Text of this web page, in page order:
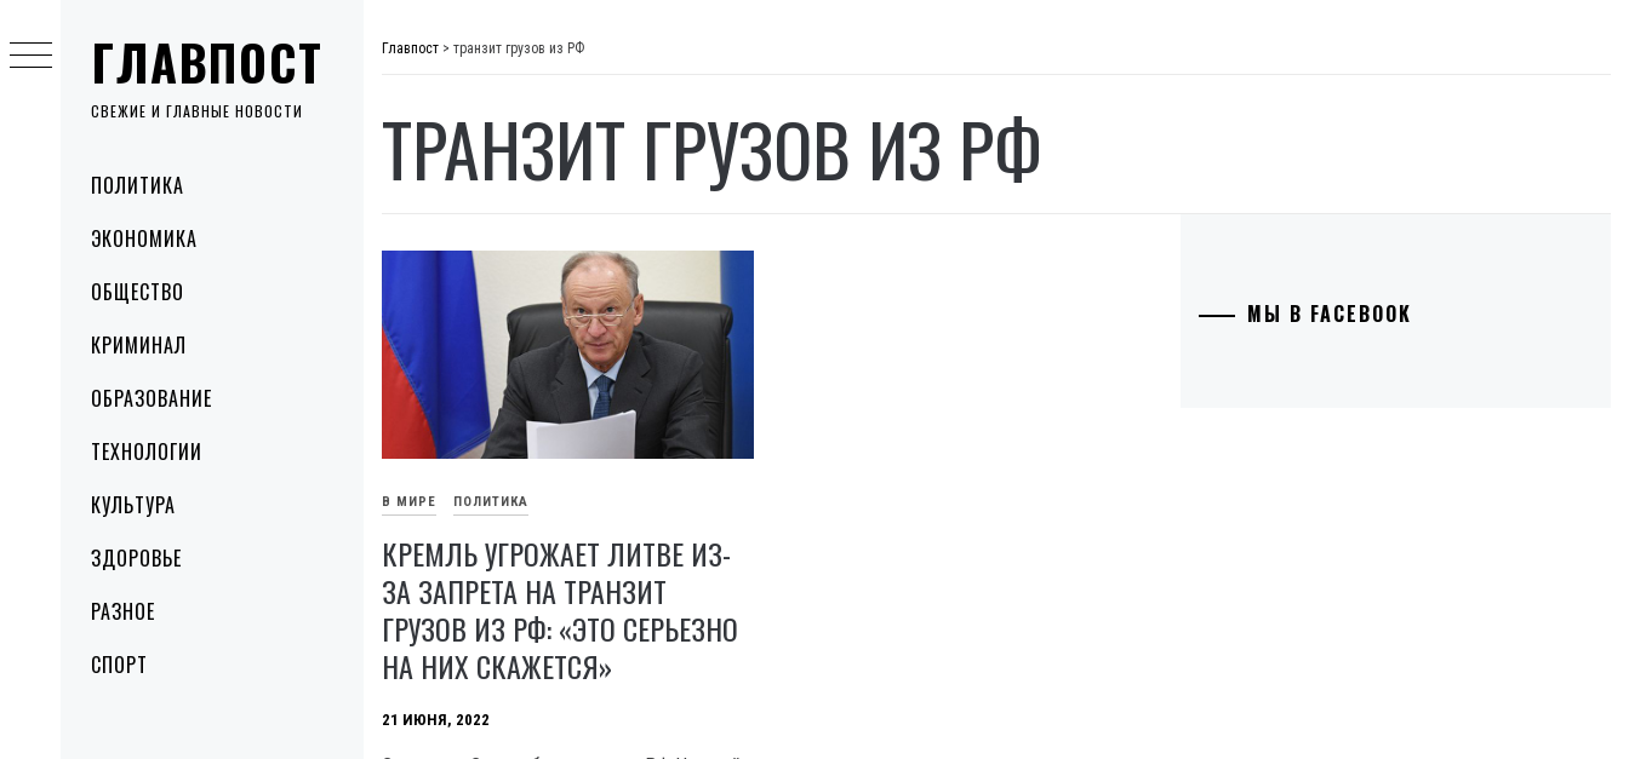
ГЛАВПОСТ
СВЕЖИЕ И ГЛАВНЫЕ НОВОСТИ
MenuПОЛИТИКА
ЭКОНОМИКА
ОБЩЕСТВО
КРИМИНАЛ
ОБРАЗОВАНИЕ
ТЕХНОЛОГИИ
КУЛЬТУРА
ЗДОРОВЬЕ
РАЗНОЕ
СПОРТ
to
content
Главпост > транзит грузов из РФ
ТРАНЗИТ ГРУЗОВ ИЗ РФ
В МИРЕ ПОЛИТИКА
КРЕМЛЬ УГРОЖАЕТ ЛИТВЕ ИЗ-
ЗА ЗАПРЕТА НА ТРАНЗИТ
ГРУЗОВ ИЗ РФ: «ЭТО СЕРЬЕЗНО
НА НИХ СКАЖЕТСЯ»
21 ИЮНЯ, 2022
МЫ В FACEBOOK